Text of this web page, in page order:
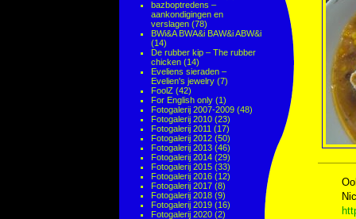
bazboptredens –
aankondigingen en
verslagen (78)
BWi&A BWA&i BAW&i ABW&i
(14)
De rubber kip – The rubber
chicken (14)
Eveliens sieraden –
Evelien's jewelry (7)
FoolZ (42)
For English only (1)
Fotogalerij 2007-2009 (48)
Fotogalerij 2010 (23)
Fotogalerij 2011 (17)
Fotogalerij 2012 (50)
Fotogalerij 2013 (46)
Fotogalerij 2014 (29)
Fotogalerij 2015 (33)
Fotogalerij 2016 (12)
Fotogalerij 2017 (8)
Fotogalerij 2018 (9)
Fotogalerij 2019 (16)
Fotogalerij 2020 (2)